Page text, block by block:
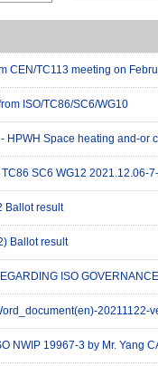
CEN/TC113 meeting on
ISO/TC86/SC6/WG10
- HPWH Space heating and-or
SC6 WG12 2021.12.06-
Ballot result
Ballot result
ISO
20211122-
NWIP 19967-3 by Mr. Yang